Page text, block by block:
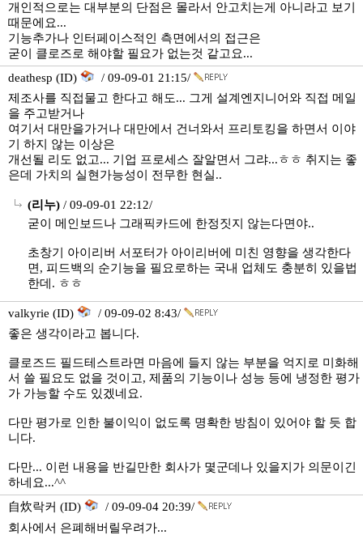
개인적으로는 대부분의 단점은 몰라서 안고치는게 아니라고 보기
때문에요...
기능추가나 인터페이스적인 측면에서의 접근은
굳이 클로즈로 해야할 필요가 없는것 같고요...
deathesp (ID)
/ 09-09-01 21:15/
제조사를 직접물고 한다고 해도... 그게 설계엔지니어와 직접 메일
을 주고받거나
여기서 대만을가거나 대만에서 건너와서 프리토킹을 하면서 이야
기 하지 않는 이상은
개선될 리도 없고... 기업 프로세스 잘알면서 그랴...ㅎㅎ 취지는 좋
은데 가치의 실현가능성이 전무한 현실..
(리누) / 09-09-01 22:12/
굳이 메인보드나 그래픽카드에 한정짓지 않는다면야..
초창기 아이리버 서포터가 아이리버에 미친 영향을 생각한다
면, 피드백의 순기능을 필요로하는 국내 업체도 충분히 있을법
한데. ㅎㅎ
valkyrie (ID)
/ 09-09-02 8:43/
좋은 생각이라고 봅니다.
클로즈드 필드테스트라면 마음에 들지 않는 부분을 억지로 미화해
서 쓸 필요도 없을 것이고, 제품의 기능이나 성능 등에 냉정한 평가
가 가능할 수도 있겠네요.
다만 평가로 인한 불이익이 없도록 명확한 방침이 있어야 할 듯 합
니다.
다만... 이런 내용을 반길만한 회사가 몇군데나 있을지가 의문이긴
하네요...^^
自炊락커 (ID)
/ 09-09-04 20:39/
회사에서 은폐해버릴우려가...